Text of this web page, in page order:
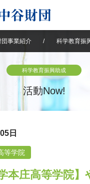
中谷財団について
40年史デジ
介
長期大型
中谷財団動画紹介
その他情報
団事業紹介 / 科学教育振
科学教育振興助成
活動Now!
日
等学院
本庄高等学院】